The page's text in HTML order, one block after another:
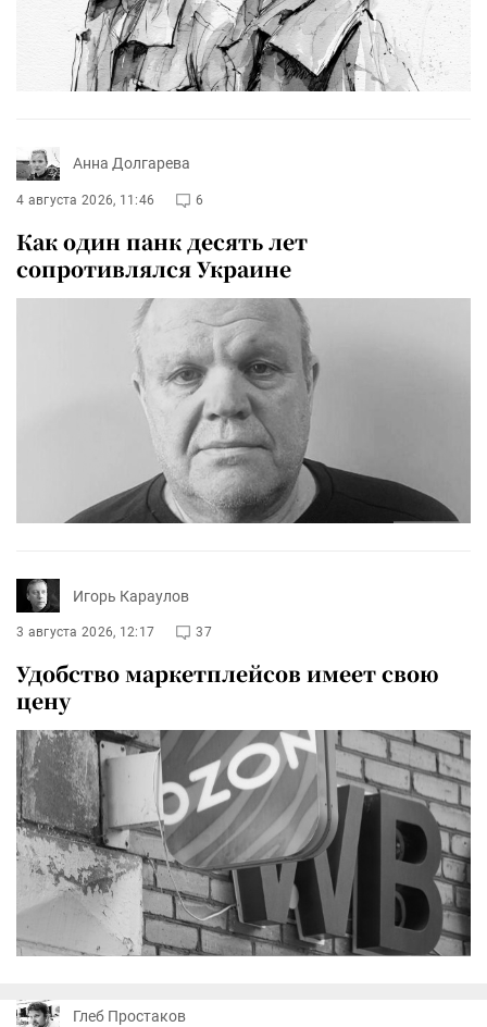
Анна Долгарева
4 августа 2026, 11:46 6
Как один панк десять лет
сопротивлялся Украине
Игорь Караулов
3 августа 2026, 12:17 37
Удобство маркетплейсов имеет свою
цену
Глеб Простаков